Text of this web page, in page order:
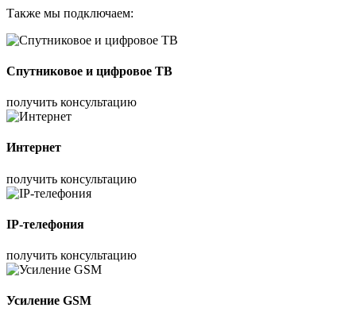
Также мы подключаем:
Спутниковое и цифровое ТВ
получить консультацию
Интернет
получить консультацию
IP-телефония
получить консультацию
Усиление GSM